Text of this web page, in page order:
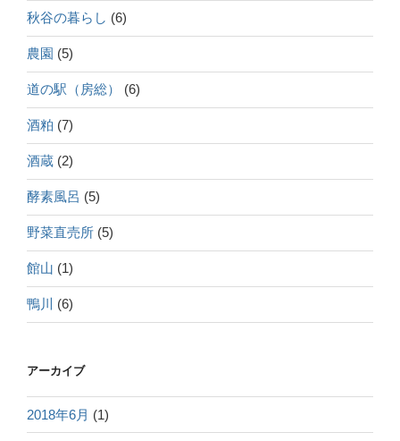
秋谷の暮らし (6)
農園 (5)
道の駅（房総） (6)
酒粕 (7)
酒蔵 (2)
酵素風呂 (5)
野菜直売所 (5)
館山 (1)
鴨川 (6)
アーカイブ
2018年6月 (1)